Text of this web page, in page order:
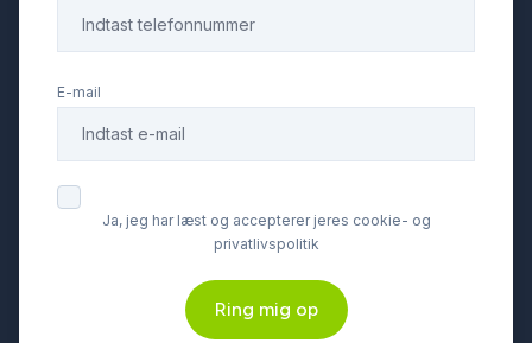
parkeringssensor (bag)
Regnsensor
stofindtræk
udvendig temperaturmåler
E-mail
Ja, jeg har læst og accepterer jeres cookie- og
privatlivspolitik
Ring mig op